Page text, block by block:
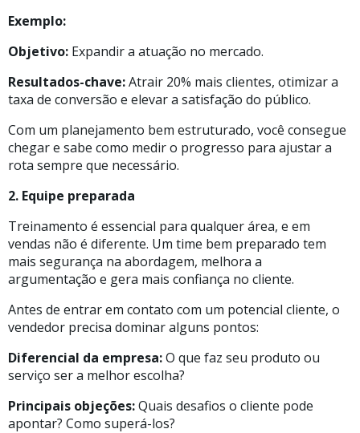
Exemplo:
Objetivo: Expandir a atuação no mercado.
Resultados-chave:Atrair 20% mais clientes, otimizar a
taxa de conversão e elevar a satisfação do público.
Com um planejamento bem estruturado, você consegue
chegar e sabe como medir o progresso para ajustar a
rota sempre que necessário.
2. Equipe preparada
Treinamento é essencial para qualquer área, e em
vendas não é diferente. Um time bem preparado tem
mais segurança na abordagem, melhora a
argumentação e gera mais confiança no cliente.
Antes de entrar em contato com um potencial cliente, o
vendedor precisa dominar alguns pontos:
Diferencial da empresa:O que faz seu produto ou
serviço ser a melhor escolha?
Principais objeções:Quais desafios o cliente pode
apontar? Como superá-los?